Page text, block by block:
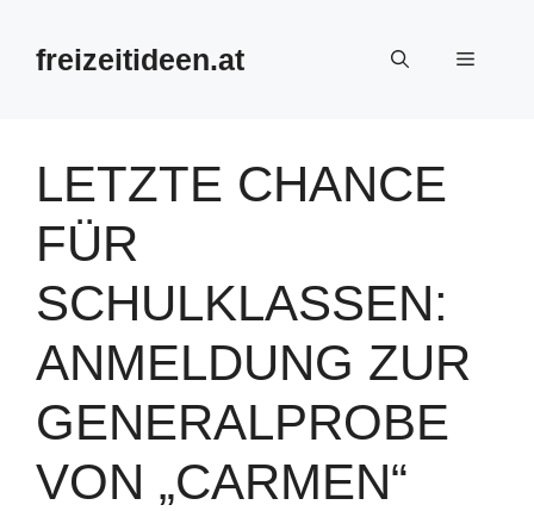
Inhalt
springenfreizeitideen.at Menü
LETZTE CHANCE
FÜR
SCHULKLASSEN:
ANMELDUNG ZUR
GENERALPROBE
VON „CARMEN“